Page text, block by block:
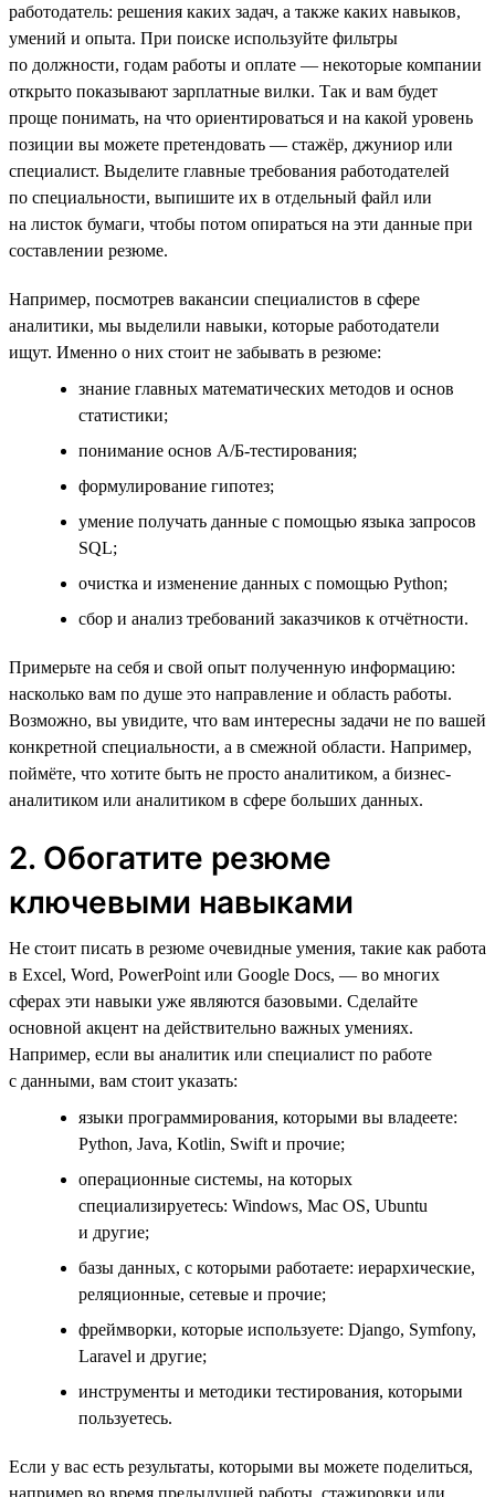
работодатель: решения каких задач, а также каких навыков,
умений и опыта. При поиске используйте фильтры
по должности, годам работы и оплате — некоторые компании
открыто показывают зарплатные вилки. Так и вам будет
проще понимать, на что ориентироваться и на какой уровень
позиции вы можете претендовать — стажёр, джуниор или
специалист. Выделите главные требования работодателей
по специальности, выпишите их в отдельный файл или
на листок бумаги, чтобы потом опираться на эти данные при
составлении резюме.
Например, посмотрев вакансии специалистов в сфере
аналитики, мы выделили навыки, которые работодатели
ищут. Именно о них стоит не забывать в резюме:
знание главных математических методов и основ
статистики;
понимание основ А/Б-тестирования;
формулирование гипотез;
умение получать данные с помощью языка запросов
SQL;
очистка и изменение данных с помощью Python;
сбор и анализ требований заказчиков к отчётности.
Примерьте на себя и свой опыт полученную информацию:
насколько вам по душе это направление и область работы.
Возможно, вы увидите, что вам интересны задачи не по вашей
конкретной специальности, а в смежной области. Например,
поймёте, что хотите быть не просто аналитиком, а бизнес-
аналитиком или аналитиком в сфере больших данных.
2. Обогатите резюме
ключевыми навыками
Не стоит писать в резюме очевидные умения, такие как работа
в Excel, Word, PowerPoint или Google Docs, — во многих
сферах эти навыки уже являются базовыми. Сделайте
основной акцент на действительно важных умениях.
Например, если вы аналитик или специалист по работе
с данными, вам стоит указать:
языки программирования, которыми вы владеете:
Python, Java, Kotlin, Swift и прочие;
операционные системы, на которых
специализируетесь: Windows, Mac OS, Ubuntu
и другие;
базы данных, с которыми работаете: иерархические,
реляционные, сетевые и прочие;
фреймворки, которые используете: Django, Symfony,
Laravel и другие;
инструменты и методики тестирования, которыми
пользуетесь.
Если у вас есть результаты, которыми вы можете поделиться,
например во время предыдущей работы, стажировки или